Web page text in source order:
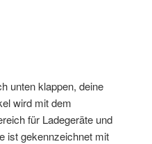
unten klappen, deine
wird mit dem
für Ladegeräte und
ist gekennzeichnet mit